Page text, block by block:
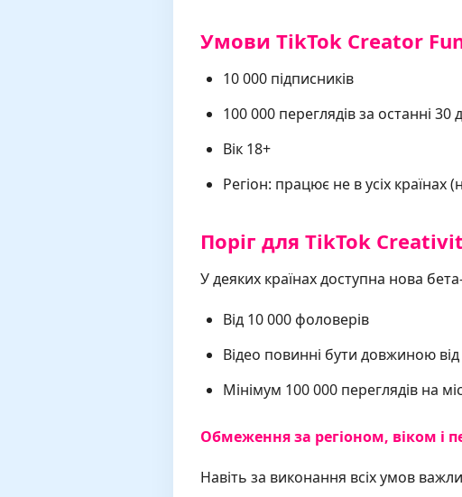
Умови TikTok Creator
10 000 підписників
100 000 переглядів за останні 30
Вік 18+
Регіон: працює не в усіх країнах
Поріг для TikTok
У деяких країнах доступна нова
Від 10 000 фоловерів
Відео повинні бути довжиною
Мінімум 100 000 переглядів на
Обмеження за регіоном, віком і
Навіть за виконання всіх умов